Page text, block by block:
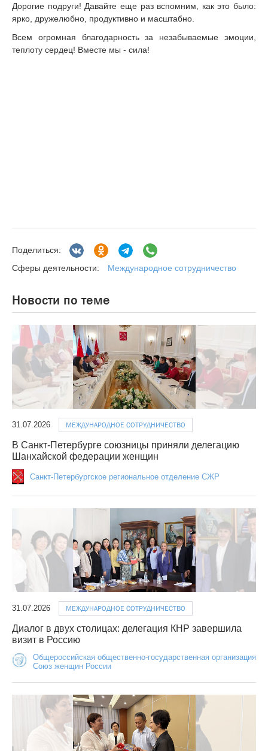
Дорогие подруги! Давайте еще раз вспомним, как это было:
ярко, дружелюбно, продуктивно и масштабно.
Всем огромная благодарность за незабываемые эмоции,
теплоту сердец! Вместе мы - сила!
Поделиться:
Сферы деятельности:
Международное сотрудничество
Новости по теме
31.07.2026 МЕЖДУНАРОДНОЕ СОТРУДНИЧЕСТВО
В Санкт-Петербурге союзницы приняли делегацию
Шанхайской федерации женщин
Санкт-Петербургское региональное отделение СЖР
31.07.2026 МЕЖДУНАРОДНОЕ СОТРУДНИЧЕСТВО
Диалог в двух столицах: делегация КНР завершила
визит в Россию
Общероссийская общественно-государственная организация
Союз женщин России